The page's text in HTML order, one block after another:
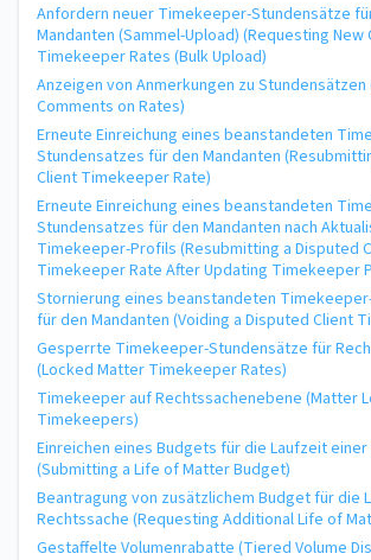
Anfordern neuer Timekeeper-Stundensätze
Mandanten (Sammel-Upload) (Requesting New
Timekeeper Rates (Bulk Upload)
Anzeigen von Anmerkungen zu Stundensätzen
Comments on Rates)
Erneute Einreichung eines beanstandeten
Stundensatzes für den Mandanten
Client Timekeeper Rate)
Erneute Einreichung eines beanstandeten
Stundensatzes für den Mandanten nach
Timekeeper-Profils (Resubmitting a Disputed
Timekeeper Rate After Updating Timekeeper
Stornierung eines beanstandeten
für den Mandanten (Voiding a Disputed Client
Gesperrte Timekeeper-Stundensätze für
(Locked Matter Timekeeper Rates)
Timekeeper auf Rechtssachenebene (Matter
Timekeepers)
Einreichen eines Budgets für die Laufzeit
(Submitting a Life of Matter Budget)
Beantragung von zusätzlichem Budget für die
Rechtssache (Requesting Additional Life of
Gestaffelte Volumenrabatte (Tiered Volume